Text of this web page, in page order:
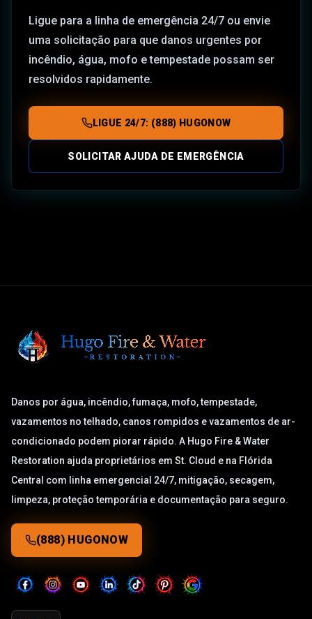
Ligue para a linha de emergência 24/7 ou envie
uma solicitação para que danos urgentes por
incêndio, água, mofo e tempestade possam ser
resolvidos rapidamente.
LIGUE 24/7: (888) HUGONOW
SOLICITAR AJUDA DE EMERGÊNCIA
Danos por água, incêndio, fumaça, mofo, tempestade,
vazamentos no telhado, canos rompidos e vazamentos de ar-
condicionado podem piorar rápido. A Hugo Fire & Water
Restoration ajuda proprietários em St. Cloud e na Flórida
Central com linha emergencial 24/7, mitigação, secagem,
limpeza, proteção temporária e documentação para seguro.
(888) HUGONOW